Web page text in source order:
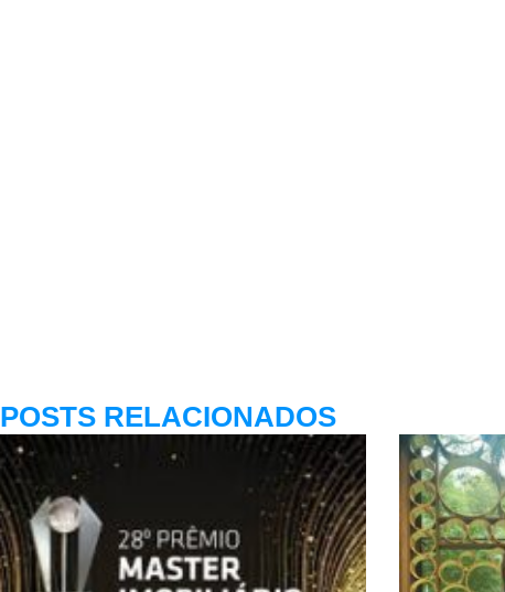
POSTS RELACIONADOS